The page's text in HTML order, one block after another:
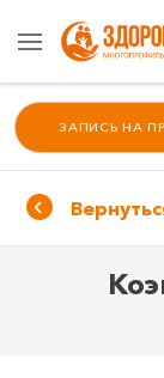
ЗАПИСЬ НА